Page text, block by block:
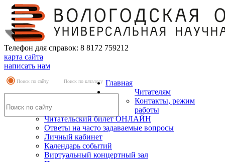
Телефон для справок: 8 8172 759212
карта сайта
написать нам
Поиск по сайту Поиск по каталогу Главная
Читателям
Контакты, режим
работы
Читательский билет ОНЛАЙН
Ответы на часто задаваемые вопросы
Личный кабинет
Календарь событий
Виртуальный концертный зал